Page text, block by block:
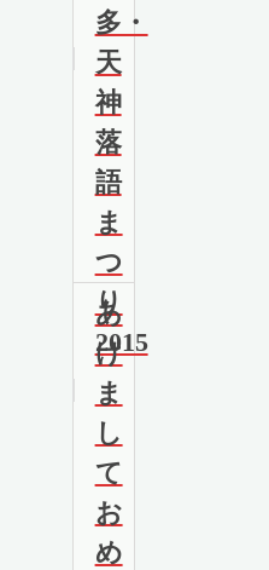
多・
天
神
落
語
ま
つ
り
2015
あ
け
ま
し
て
お
め